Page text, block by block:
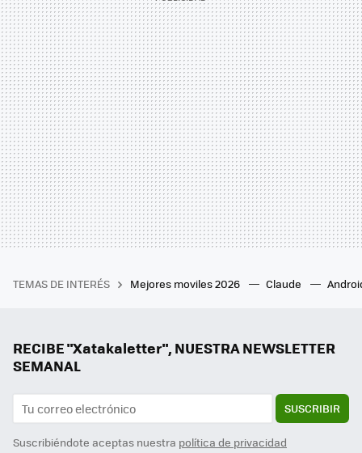
TEMAS DE INTERÉS Mejores moviles 2026 Claude
RECIBE "Xatakaletter", NUESTRA NEWSLETTER
SEMANAL
SUSCRIBIR
Suscribiéndote aceptas nuestra política de privacidad